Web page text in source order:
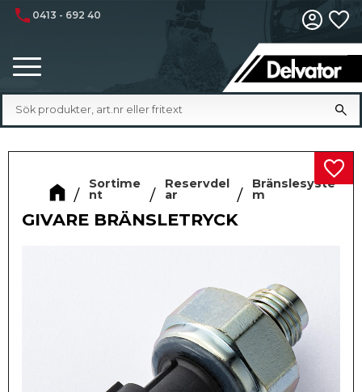
phone 0413 - 692 40
Sortime
nt
Reservdel
ar
Bränslesyste
m
GIVARE BRÄNSLETRYCK